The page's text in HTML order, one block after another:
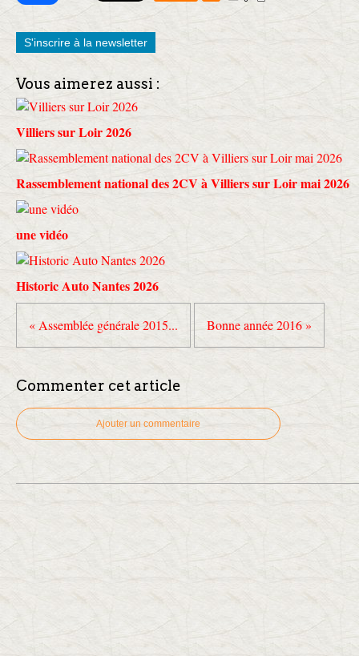
S'inscrire à la newsletter
Vous aimerez aussi :
Villiers sur Loir 2026
Rassemblement national des 2CV à Villiers sur Loir mai 2026
une vidéo
Historic Auto Nantes 2026
« Assemblée générale 2015... Bonne année 2016 »
Commenter cet article
Ajouter un commentaire